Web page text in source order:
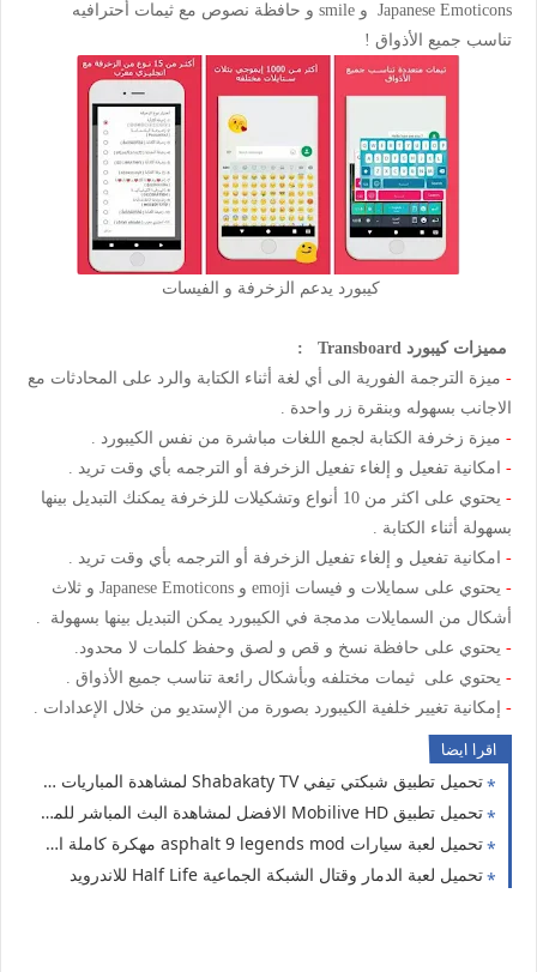
Japanese Emoticons و smile و حافظة نصوص مع ثيمات أحترافيه
تناسب جميع الأذواق !
كيبورد يدعم الزخرفة و الفيسات
مميزات كيبورد Transboard :
- ميزة الترجمة الفورية الى أي لغة أثناء الكتابة والرد على المحادثات مع
الاجانب بسهوله وبنقرة زر واحدة .
- ميزة زخرفة الكتابة لجمع اللغات مباشرة من نفس الكيبورد .
- امكانية تفعيل و إلغاء تفعيل الزخرفة أو الترجمه بأي وقت تريد .
-
يحتوي على اكثر من 10 أنواع وتشكيلات للزخرفة يمكنك التبديل بينها
بسهولة أثناء الكتابة .
- امكانية تفعيل و إلغاء تفعيل الزخرفة أو الترجمه بأي وقت تريد .
-
يحتوي على سمايلات و فيسات emoji و Japanese Emoticons و ثلاث
أشكال من السمايلات مدمجة في الكيبورد يمكن التبديل بينها بسهولة .
- يحتوي على حافظة نسخ و قص و لصق وحفظ كلمات لا محدود.
- يحتوي على ثيمات مختلفه وبأشكال رائعة تناسب جميع الأذواق .
- إمكانية تغيير خلفية الكيبورد بصورة من الإستديو من خلال الإعدادات .
اقرا ايضا
تحميل تطبيق شبكتي تيفي Shabakaty TV لمشاهدة المباريات و القنوات بث مباشر مجانا الاندرويد
تحميل تطبيق Mobilive HD الافضل لمشاهدة البث المباشر للمباريات والتلفزيون للاندرويد مجانا
تحميل لعبة سيارات asphalt 9 legends mod مهكرة كاملة اخر اصدار2021 مجانا للاندرويد
تحميل لعبة الدمار وقتال الشبكة الجماعية Half Life للاندرويد